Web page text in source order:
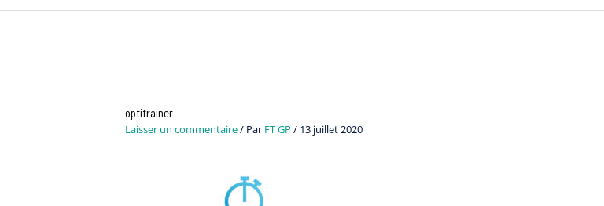
optitrainer
Laisser un commentaire/ Par FT GP / 13 juillet 2020